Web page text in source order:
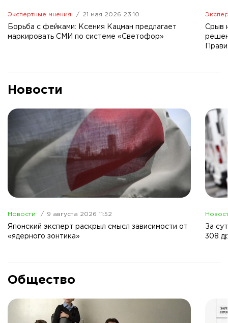
Экспертные мнения 21 мая 2026 23:10
Борьба с фейками: Ксения Кацман предлагает
маркировать СМИ по системе «Светофор»
Срыв
Новости
Новости 9 августа 2026 11:52
Японский эксперт раскрыл смысл зависимости от
«ядерного зонтика»
За
308
Общество